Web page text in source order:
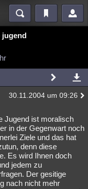
Mystery Kriminalfälle
Ufologie
Literatur
jugend
30.11.2004 um 09:26
Jugend ist moralisch
in der Gegenwart noch
Ziele und das hat
denn diese
Es wird Ihnen doch
jedem zu
Der gesitige
nach nicht mehr